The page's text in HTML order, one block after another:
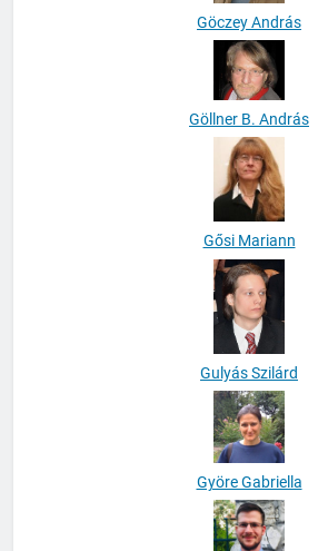
Göczey András
Göllner B. András
Gősi Mariann
Gulyás Szilárd
Györe Gabriella